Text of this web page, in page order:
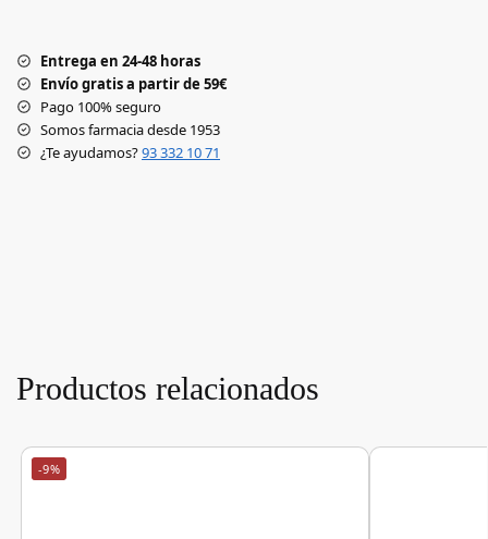
Entrega en 24-48 horas
Envío gratis a partir de 59€
Pago 100% seguro
Somos farmacia desde 1953
¿Te ayudamos?93 332 10 71
Productos relacionados
-9%